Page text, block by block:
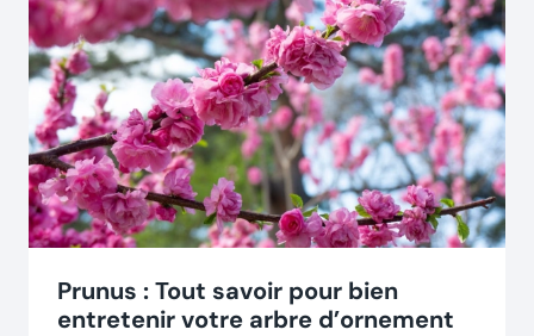
Prunus : Tout savoir pour bien
entretenir votre arbre d’ornement